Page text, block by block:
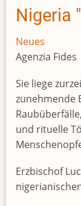
Nigeria
Neues
Agenzia Fides
Sie liege
zunehmende
und rituelle
Erzbischof